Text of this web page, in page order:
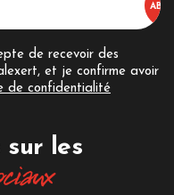
de recevoir des
et je confirme avoir
de confidentialité
sur les